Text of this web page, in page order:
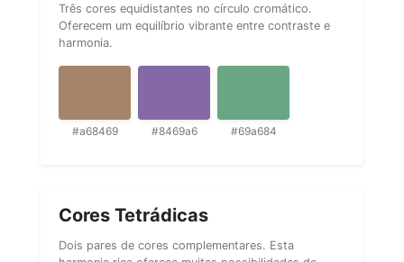
Três cores equidistantes no círculo cromático.
Oferecem um equilíbrio vibrante entre contraste e
harmonia.
#a68469 #8469a6 #69a684
Cores Tetrádicas
Dois pares de cores complementares. Esta